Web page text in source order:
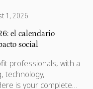
1, 2026
el calendario
social
professionals, with a
technology,
is your complete